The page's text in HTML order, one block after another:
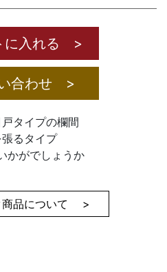
に入れる >
合わせ >
タイプの欄間
るタイプ
かがでしょうか
商品について >